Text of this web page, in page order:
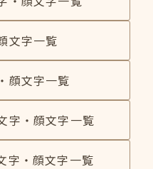
文字一覧
顔文字一覧
字・顔文字一覧
字・顔文字一覧